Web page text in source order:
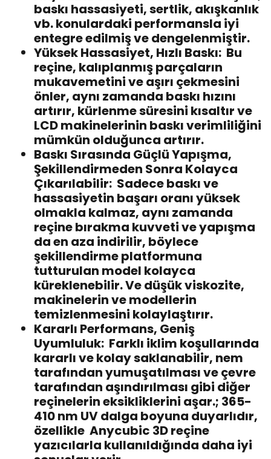
baskı hassasiyeti, sertlik, akışkanlık
vb. konulardaki performansla iyi
entegre edilmiş ve dengelenmiştir.
Yüksek Hassasiyet, Hızlı Baskı: Bu
reçine, kalıplanmış parçaların
mukavemetini ve aşırı çekmesini
önler, aynı zamanda baskı hızını
artırır, kürlenme süresini kısaltır ve
LCD makinelerinin baskı verimliliğini
mümkün olduğunca artırır.
Baskı Sırasında Güçlü Yapışma,
Şekillendirmeden Sonra Kolayca
Çıkarılabilir: Sadece baskı ve
hassasiyetin başarı oranı yüksek
olmakla kalmaz, aynı zamanda
reçine bırakma kuvveti ve yapışma
da en aza indirilir, böylece
şekillendirme platformuna
tutturulan model kolayca
küreklenebilir. Ve düşük viskozite,
makinelerin ve modellerin
temizlenmesini kolaylaştırır.
Kararlı Performans, Geniş
Uyumluluk: Farklı iklim koşullarında
kararlı ve kolay saklanabilir, nem
tarafından yumuşatılması ve çevre
tarafından aşındırılması gibi diğer
reçinelerin eksikliklerini aşar.; 365-
410 nm UV dalga boyuna duyarlıdır,
özellikle Anycubic 3D reçine
yazıcılarla kullanıldığında daha iyi